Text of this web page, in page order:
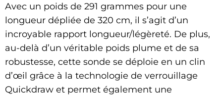
Avec un poids de 291 grammes pour une
longueur dépliée de 320 cm, il s’agit d’un
incroyable rapport longueur/légèreté. De plus,
au-delà d’un véritable poids plume et de sa
robustesse, cette sonde se déploie en un clin
d’œil grâce à la technologie de verrouillage
Quickdraw et permet également une